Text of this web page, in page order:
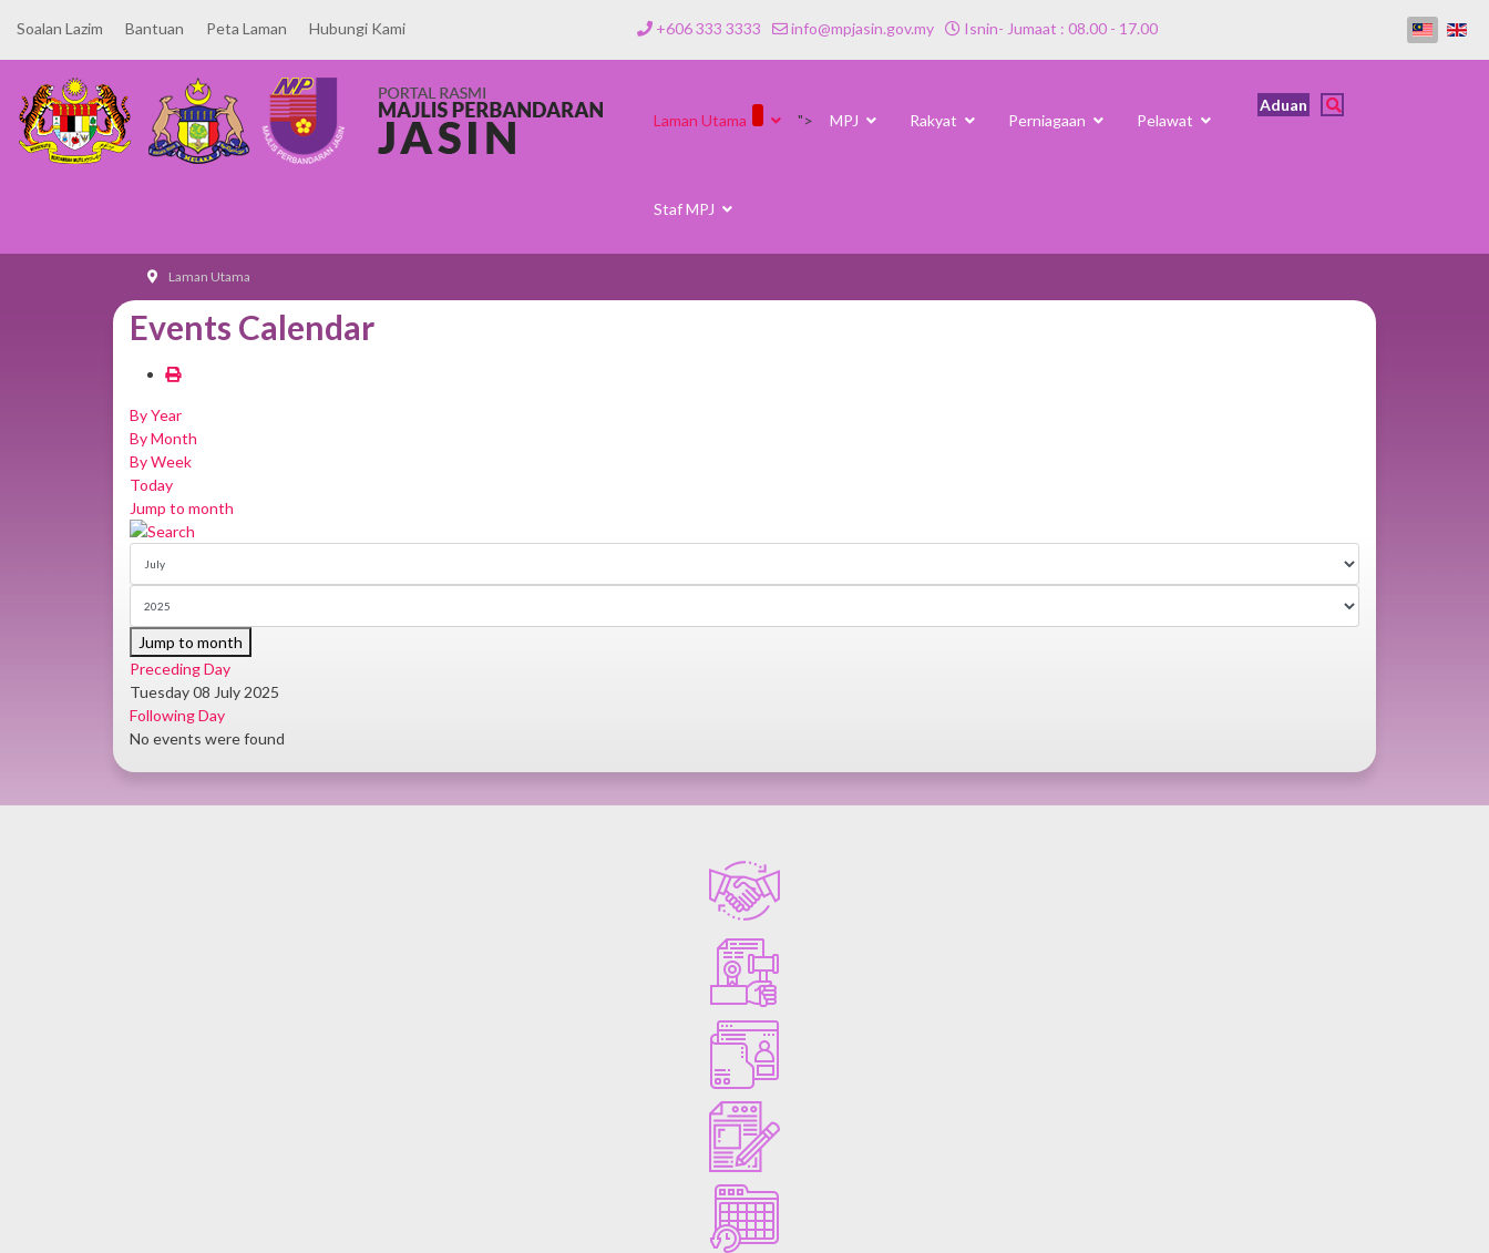
Soalan Lazim Bantuan Peta Laman Hubungi Kami +606 333 3333 info@mpjasin.gov.my Isnin- Jumaat : 08.00 - 17.00
Laman Utama "> MPJ Rakyat Perniagaan Pelawat
Staf MPJ
Aduan
Laman Utama
Events Calendar
By Year
By Month
By Week
Today
Jump to month
Jump to month
Preceding Day
Tuesday 08 July 2025
Following Day
No events were found